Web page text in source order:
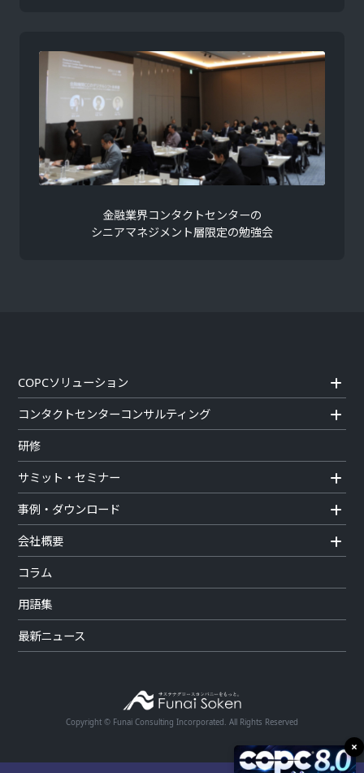
金融業界コンタクトセンターの
シニアマネジメント層限定の勉強会
COPCソリューション
コンタクトセンターコンサルティング
研修
サミット・セミナー
事例・ダウンロード
会社概要
コラム
用語集
最新ニュース
Copyright © Funai Consulting Incorporated. All Rights Reserved
×